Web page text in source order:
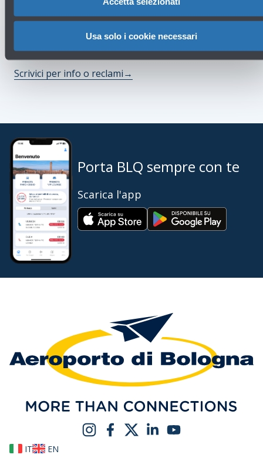
Usa solo i cookie necessari
Ti potrebbero servire
Scrivici per info o reclami→
Porta BLQ sempre con te
Scarica l'app
IT EN